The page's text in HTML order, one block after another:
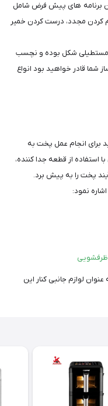
برنامه های پیش فرض شامل
کردن مجدد، درست کردن خمیر
مستطیلی شکل بوده و نچسب
شما قادر خواهید بود انواع
برای انجام عمل پخت به
از قطعه جدا کننده،
پخت را به پیش برد.
نمود:
لوازم جانبی کنار این